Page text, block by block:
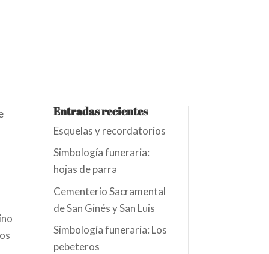
Entradas recientes
Esquelas y recordatorios
Simbología funeraria:
hojas de parra
Cementerio Sacramental
de San Ginés y San Luis
Simbología funeraria: Los
pebeteros